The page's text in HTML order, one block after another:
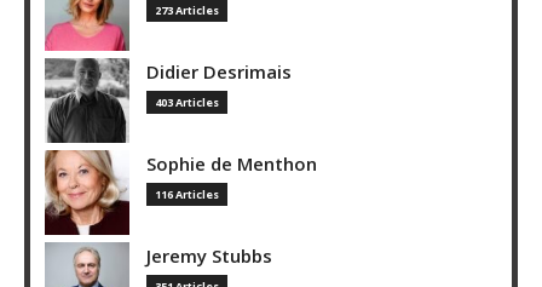
273 Articles
Didier Desrimais
403 Articles
Sophie de Menthon
116 Articles
Jeremy Stubbs